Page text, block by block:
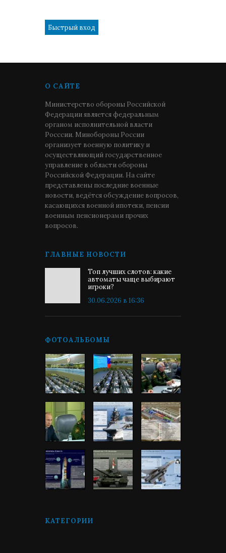
О САЙТЕ
Министерство обороны Российской
Федерации является федеральным
органом исполнительной власти
Росссии. Минобороны России
организует военную политику и
осуществляющий государственное
управление в области обороны
Российской Федерации. На сайте
представлены последние военные
новости, ведётся обсуждение вопросов,
касающихся военной ипотеки, пенсии
военным пенсионерами прочих
вопросов.
ГЛАВНЫЕ НОВОСТИ
Топ лучших слотов: какие
автоматы чаще выбирают
игроки?
30.06.2026 в 16:36
ФОТОАЛЬБОМЫ
КАТЕГОРИИ